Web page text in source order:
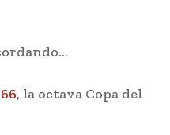
, la octava Copa del